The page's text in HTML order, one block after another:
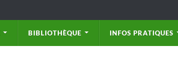
BIBLIOTHÈQUE INFOS PRATIQUES